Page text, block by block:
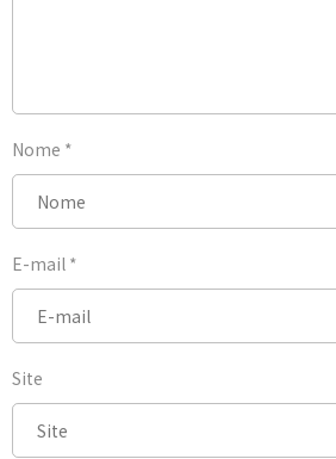
Nome *
E-mail *
Site